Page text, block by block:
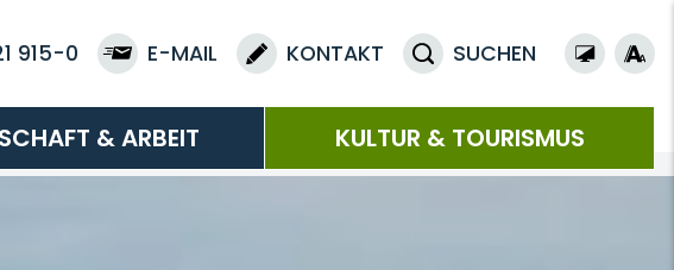
915-0 E-MAIL KONTAKT SUCHEN
& ARBEIT KULTUR & TOURISMUS